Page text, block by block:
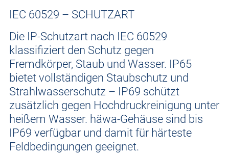
IEC 60529 – SCHUTZART
Die IP-Schutzart nach IEC 60529
klassifiziert den Schutz gegen
Fremdkörper, Staub und Wasser. IP65
bietet vollständigen Staubschutz und
Strahlwasserschutz – IP69 schützt
zusätzlich gegen Hochdruckreinigung unter
heißem Wasser. häwa-Gehäuse sind bis
IP69 verfügbar und damit für härteste
Feldbedingungen geeignet.